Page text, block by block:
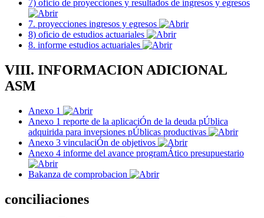
7) oficio de proyecciones y resultados de ingresos y egresos
7. proyecciones ingresos y egresos
8) oficio de estudios actuariales
8. informe estudios actuariales
VIII. INFORMACION ADICIONAL
ASM
Anexo 1
Anexo 1 reporte de la aplicaciÓn de la deuda pÚblica
adquirida para inversiones pÚblicas productivas
Anexo 3 vinculaciÓn de objetivos
Anexo 4 informe del avance programÁtico presupuestario
Bakanza de comprobacion
conciliaciones